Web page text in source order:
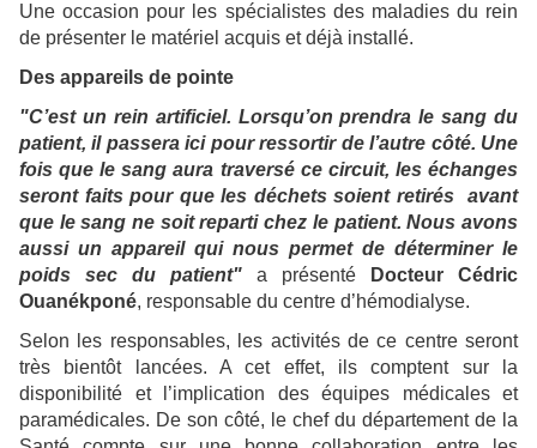
Une occasion pour les spécialistes des maladies du rein
de présenter le matériel acquis et déjà installé.
Des appareils de pointe
"C’est un rein artificiel. Lorsqu’on prendra le sang du
patient, il passera ici pour ressortir de l’autre côté. Une
fois que le sang aura traversé ce circuit, les échanges
seront faits pour que les déchets soient retirés avant
que le sang ne soit reparti chez le patient. Nous avons
aussi un appareil qui nous permet de déterminer le
poids sec du patient"
a présenté
Docteur Cédric
Ouanékponé, responsable du centre d’hémodialyse.
Selon les responsables, les activités de ce centre seront
très bientôt lancées. A cet effet, ils comptent sur la
disponibilité et l’implication des équipes médicales et
paramédicales. De son côté, le chef du département de la